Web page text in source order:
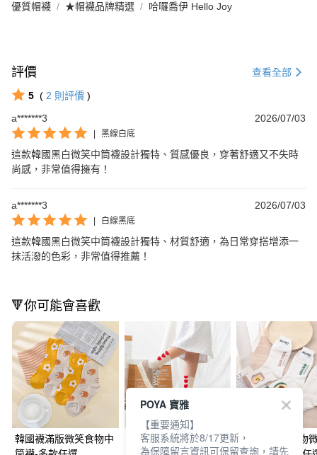
優質帽襪 ★帽襪品牌精選 哈囉喬伊 Hello Joy
評價 查看全部
5 ( 2 則評價 )
a*******3
2026/07/03
黑線白底
這款韓國黑白微笑中筒襪設計獨特、質感優良，穿著舒適又不失時
尚感，非常值得擁有！
a*******3 2026/07/03
白線黑底
這款韓國黑白微笑中筒襪設計獨特、材質舒適，為日常穿搭增添一
抹活潑的色彩，非常值得推薦！
🔻你可能會喜歡
韓國襪滿版微笑食物中
韓國三個微笑愛心中筒
韓國襪可愛食物
POYA 寶雅
【重要通知】
客服系統將於8/17更新，
為保障留言資訊可保留查詢，請先